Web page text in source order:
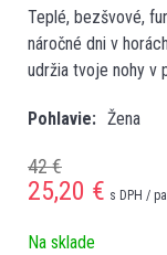
Teplé, bezšvové,
náročné dni v
udržia tvoje nohy v
Pohlavie Žena
42 €
25,20 € s DPH /
Na sklade